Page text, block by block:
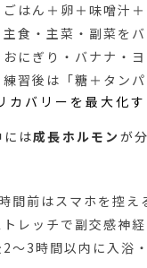
ごはん＋卵＋味噌汁
主食・主菜・副菜を
おにぎり・バナナ・
練習後は「糖＋タン
バリーを最大化す
には成長ホルモン が
間前はスマホを控え
レッチで副交感神
〜3時間以内に入浴